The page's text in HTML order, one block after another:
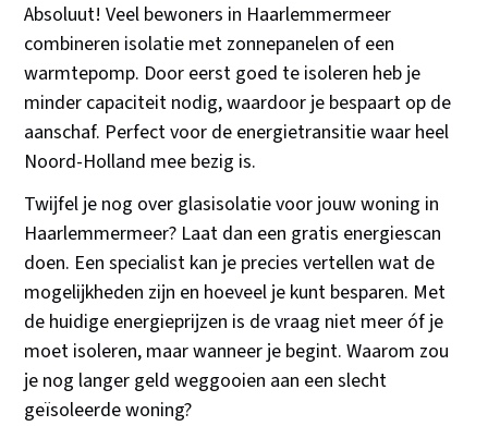
Absoluut! Veel bewoners in Haarlemmermeer
combineren isolatie met zonnepanelen of een
warmtepomp. Door eerst goed te isoleren heb je
minder capaciteit nodig, waardoor je bespaart op de
aanschaf. Perfect voor de energietransitie waar heel
Noord-Holland mee bezig is.
Twijfel je nog over glasisolatie voor jouw woning in
Haarlemmermeer? Laat dan een gratis energiescan
doen. Een specialist kan je precies vertellen wat de
mogelijkheden zijn en hoeveel je kunt besparen. Met
de huidige energieprijzen is de vraag niet meer óf je
moet isoleren, maar wanneer je begint. Waarom zou
je nog langer geld weggooien aan een slecht
geïsoleerde woning?